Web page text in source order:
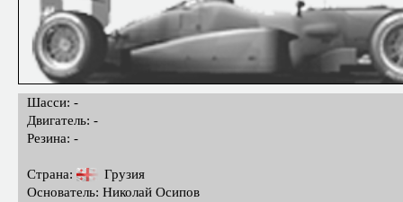
Шасси: -
Двигатель: -
Резина: -
Страна:
Грузия
Основатель: Николай Осипов